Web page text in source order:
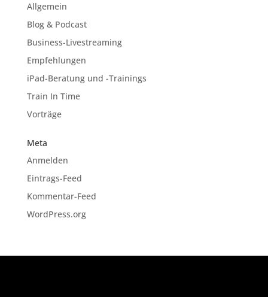
Allgemein
Blog & Podcast
Business-Livestreaming
Empfehlungen
iPad-Beratung und -Trainings
Train In Time
Vorträge
Meta
Anmelden
Eintrags-Feed
Kommentar-Feed
WordPress.org